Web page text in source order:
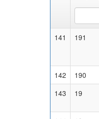
141 191
142 190
143
19